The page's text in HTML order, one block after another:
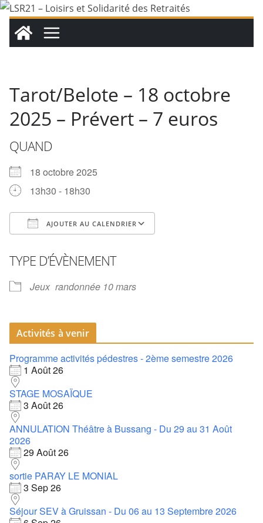
Passer
contenu
Tarot/Belote – 18 octobre
2025 – Prévert – 7 euros
QUAND
18 octobre 2025
13h30 - 18h30
AJOUTER AU CALENDRIER
TYPE D’ÉVÈNEMENT
Jeux randonnée 10 mars
Activités à venir
Programme activités pédestres - 2ème semestre 2026
1 Août 26
STAGE MOSAÏQUE
3 Août 26
ANNULATION Théâtre à Bussang - Du 29 au 31 Août
2026
29 Août 26
sortie PARAY LE MONIAL
3 Sep 26
Séjour SEV à Gruissan - Du 06 au 13 Septembre 2026